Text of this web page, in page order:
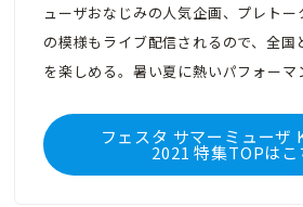
ューザおなじみの人気企画、プレトー
の模様もライブ配信されるので、全国
を楽しめる。暑い夏に熱いパフォーマ
フェスタ サマーミューザ
2021 特集TOPはこ